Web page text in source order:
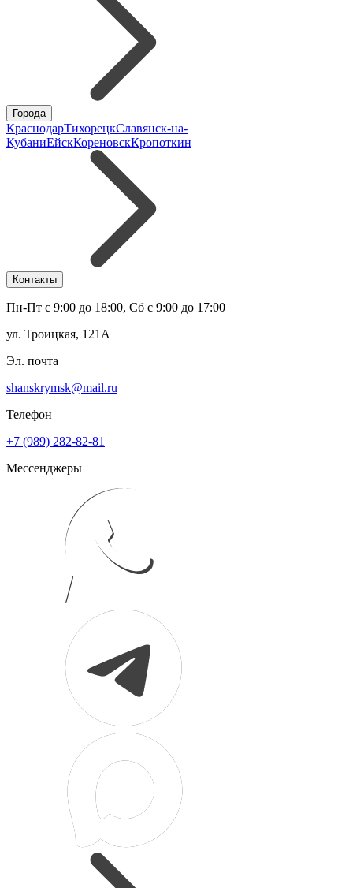
Города
КраснодарТихорецкСлавянск-на-
КубаниЕйскКореновскКропоткин
Контакты
Пн-Пт с 9:00 до 18:00, Сб с 9:00 до 17:00
ул. Троицкая, 121А
Эл. почта
shanskrymsk@mail.ru
Телефон
+7 (989) 282-82-81
Мессенджеры